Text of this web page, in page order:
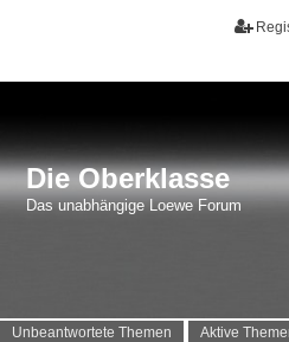
Die Oberklasse
Das unabhängige Loewe Forum
Unbeantwortete Themen Aktive